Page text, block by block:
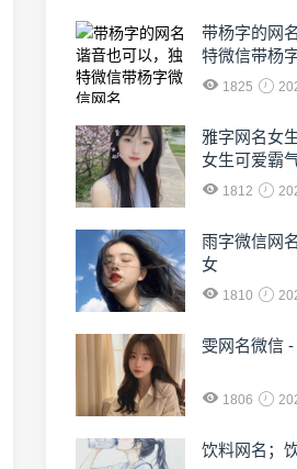
带杨字的网
特微信带杨
1825
雅字网名女
女生可爱霸
1812
雨字微信网
女
1810
雯网名微信
1806
饮料网名；